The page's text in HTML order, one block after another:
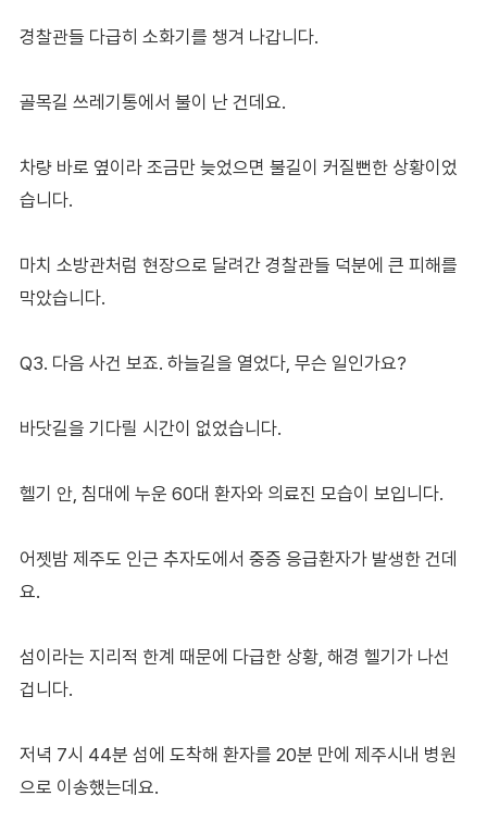
경찰관들 다급히 소화기를 챙겨 나갑니다.
골목길 쓰레기통에서 불이 난 건데요.
차량 바로 옆이라 조금만 늦었으면 불길이 커질뻔한 상황이었
습니다.
마치 소방관처럼 현장으로 달려간 경찰관들 덕분에 큰 피해를
막았습니다.
Q3. 다음 사건 보죠. 하늘길을 열었다, 무슨 일인가요?
바닷길을 기다릴 시간이 없었습니다.
헬기 안, 침대에 누운 60대 환자와 의료진 모습이 보입니다.
어젯밤 제주도 인근 추자도에서 중증 응급환자가 발생한 건데
요.
섬이라는 지리적 한계 때문에 다급한 상황, 해경 헬기가 나선
겁니다.
저녁 7시 44분 섬에 도착해 환자를 20분 만에 제주시내 병원
으로 이송했는데요.